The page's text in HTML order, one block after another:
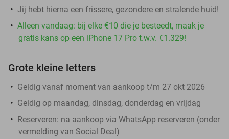
Jij hebt hierna een frissere, gezondere en stralende huid!
Alleen vandaag: bij elke €10 die je besteedt, maak je
gratis kans op een iPhone 17 Pro t.w.v. €1.329!
Grote kleine letters
Geldig vanaf moment van aankoop t/m 27 okt 2026
Geldig op maandag, dinsdag, donderdag en vrijdag
Reserveren: na aankoop via WhatsApp reserveren (onder
vermelding van Social Deal)